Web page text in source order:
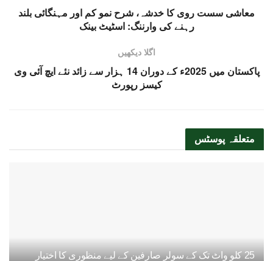
معاشی سست روی کا خدشہ، شرح نمو کم اور مہنگائی بلند
رہنے کی وارننگ: اسٹیٹ بینک
اگلا دیکھیں
پاکستان میں 2025ء کے دوران 14 ہزار سے زائد نئے ایچ آئی وی
کیسز رپورٹ
متعلقہ پوسٹس
25 کلو واٹ تک کے سولر صارفین کے لیے منظوری کا اختیار